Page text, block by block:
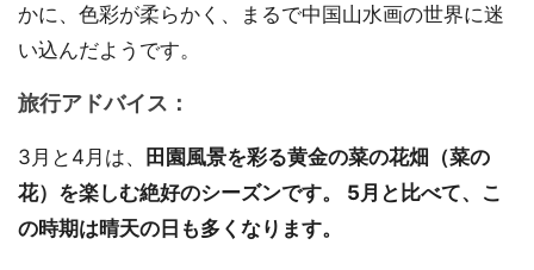
かに、色彩が柔らかく、まるで中国山水画の世界に迷
い込んだようです。
旅行アドバイス：
3月と4月は、
田園風景を彩る黄金の菜の花畑（菜の
花）を楽しむ絶好のシーズンです。 5月と比べて、こ
の時期は晴天の日も多くなります。